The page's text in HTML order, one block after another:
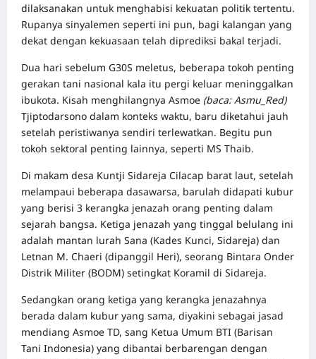
dilaksanakan untuk menghabisi kekuatan politik tertentu.
Rupanya sinyalemen seperti ini pun, bagi kalangan yang
dekat dengan kekuasaan telah diprediksi bakal terjadi.
Dua hari sebelum G30S meletus, beberapa tokoh penting
gerakan tani nasional kala itu pergi keluar meninggalkan
ibukota. Kisah menghilangnya Asmoe (baca: Asmu_Red)
Tjiptodarsono dalam konteks waktu, baru diketahui jauh
setelah peristiwanya sendiri terlewatkan. Begitu pun
tokoh sektoral penting lainnya, seperti MS Thaib.
Di makam desa Kuntji Sidareja Cilacap barat laut, setelah
melampaui beberapa dasawarsa, barulah didapati kubur
yang berisi 3 kerangka jenazah orang penting dalam
sejarah bangsa. Ketiga jenazah yang tinggal belulang ini
adalah mantan lurah Sana (Kades Kunci, Sidareja) dan
Letnan M. Chaeri (dipanggil Heri), seorang Bintara Onder
Distrik Militer (BODM) setingkat Koramil di Sidareja.
Sedangkan orang ketiga yang kerangka jenazahnya
berada dalam kubur yang sama, diyakini sebagai jasad
mendiang Asmoe TD, sang Ketua Umum BTI (Barisan
Tani Indonesia) yang dibantai berbarengan dengan